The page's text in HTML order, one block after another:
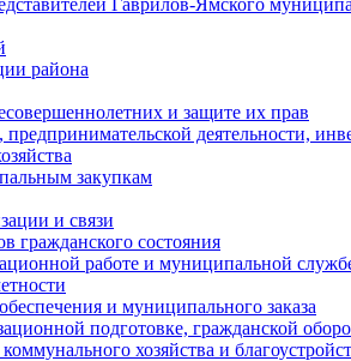
Гаврилов-Ямского
района
и защите их прав
деятельности,
закупкам
и связи
гражданского состояния
работе и муниципальной
и муниципального заказа
подготовке, гражданской
хозяйства и